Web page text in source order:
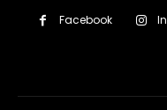
Facebook